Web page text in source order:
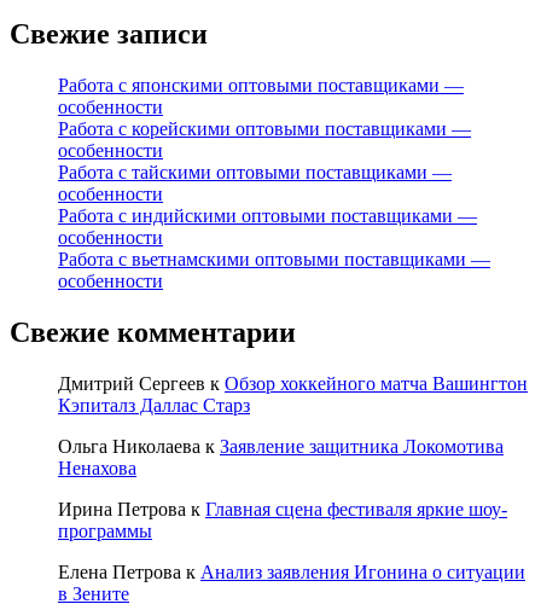
Свежие записи
Работа с японскими оптовыми поставщиками —
особенности
Работа с корейскими оптовыми поставщиками —
особенности
Работа с тайскими оптовыми поставщиками —
особенности
Работа с индийскими оптовыми поставщиками —
особенности
Работа с вьетнамскими оптовыми поставщиками —
особенности
Свежие комментарии
Дмитрий Сергеев к Обзор хоккейного матча Вашингтон
Кэпиталз Даллас Старз
Ольга Николаева к Заявление защитника Локомотива
Ненахова
Ирина Петрова к Главная сцена фестиваля яркие шоу-
программы
Елена Петрова к Анализ заявления Игонина о ситуации
в Зените